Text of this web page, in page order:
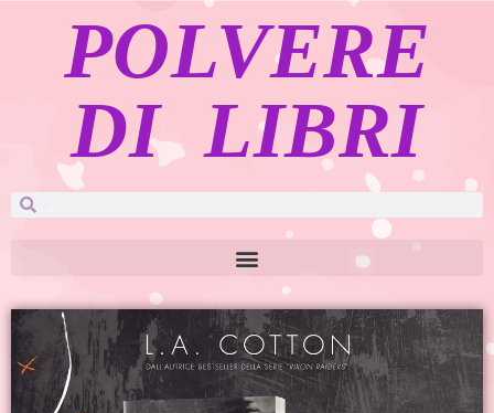
POLVERE
DI LIBRI